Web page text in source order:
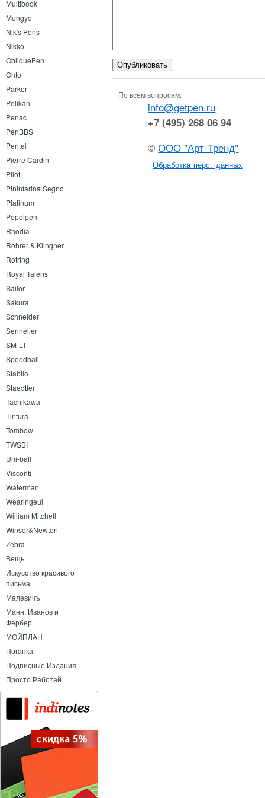
Multibook
Mungyo
Nik's Pens
Nikko
ObliquePen
Ohto
Parker
Pelikan
Penac
PenBBS
Pentel
Pierre Cardin
Pilot
Pininfarina Segno
Platinum
Popelpen
Rhodia
Rohrer & Klingner
Rotring
Royal Talens
Sailor
Sakura
Schneider
Sennelier
SM-LT
Speedball
Stabilo
Staedtler
Tachikawa
Tintura
Tombow
TWSBI
Uni-ball
Visconti
Waterman
Wearingeul
William Mitchell
Winsor&Newton
Zebra
Вещь
Искусство красивого
письма
Малевичъ
Манн, Иванов и
Фербер
МОЙПЛАН
Поганка
Подписные Издания
Просто Работай
По всем вопросам:
info@getpen.ru
+7 (495) 268 06 94
©ООО "Арт-Тренд"
Обработка перс. данных